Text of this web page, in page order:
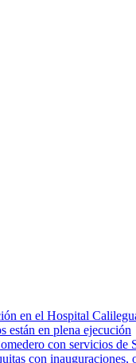
en el Hospital
están en plena ejecución
con servicios de
con inauguraciones,